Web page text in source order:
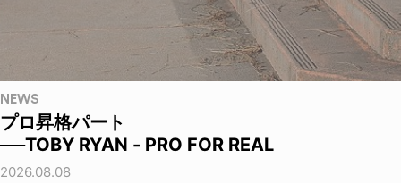
NEWS
プロ昇格パート
──TOBY RYAN - PRO FOR REAL
2026.08.08